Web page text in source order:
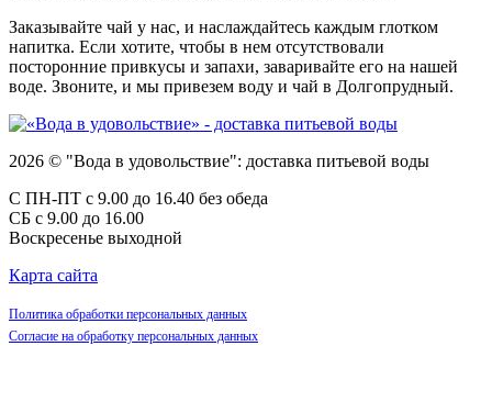
Заказывайте чай у нас, и наслаждайтесь каждым глотком
напитка. Если хотите, чтобы в нем отсутствовали
посторонние привкусы и запахи, заваривайте его на нашей
воде. Звоните, и мы привезем воду и чай в Долгопрудный.
2026 © "Вода в удовольствие": доставка питьевой воды
С ПН-ПТ с 9.00 до 16.40 без обеда
СБ с 9.00 до 16.00
Воскресенье выходной
Карта сайта
Политика обработки персональных данных
Согласие на обработку персональных данных